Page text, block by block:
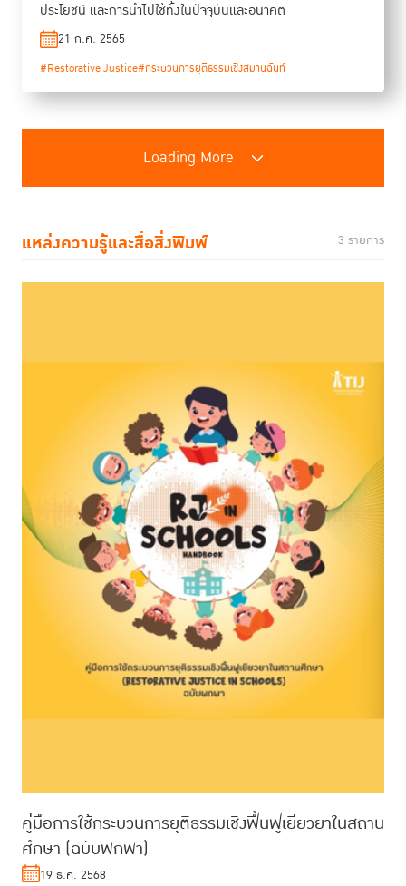
ประโยชน์ และการนำไปใช้ทั้งในปัจจุบันและอนาคต
21 ก.ค. 2565
#Restorative Justice#กระบวนการยุติธรรมเชิงสมานฉันท์
Loading More
แหล่งความรู้และสื่อสิ่งพิมพ์ 3 รายการ
คู่มือการใช้กระบวนการยุติธรรมเชิงฟื้นฟูเยียวยาในสถาน
ศึกษา (ฉบับพกพา)
19 ธ.ค. 2568